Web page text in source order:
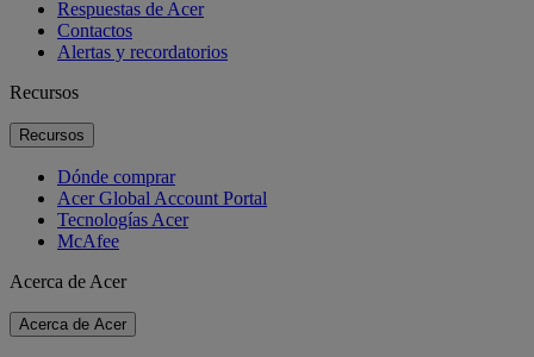
Respuestas de Acer
Contactos
Alertas y recordatorios
Recursos
Recursos
Dónde comprar
Acer Global Account Portal
Tecnologías Acer
McAfee
Acerca de Acer
Acerca de Acer